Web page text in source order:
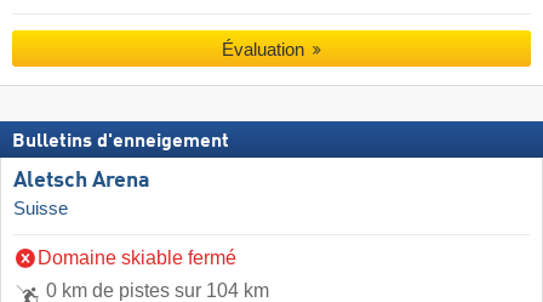
Évaluation
Bulletins d'enneigement
Aletsch Arena
Suisse
Domaine skiable fermé
0 km de pistes sur 104 km